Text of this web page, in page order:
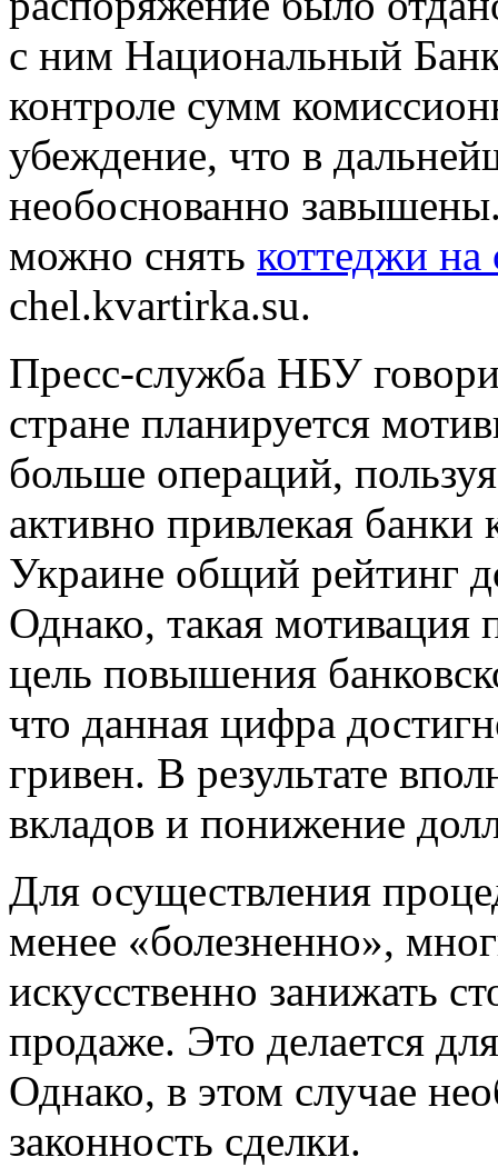
с ним Национальный
контроле сумм
убеждение, что в
необоснованно
можно снять коттеджи на
chel.kvartirka.su.
Пресс-служба НБУ
стране планируется
больше операций,
активно привлекая банки
Украине общий рейтинг
Однако, такая мотивация
цель повышения
что данная цифра
гривен. В результате
вкладов и понижение
Для осуществления
менее «болезненно»,
искусственно занижать
продаже. Это делается
Однако, в этом случае
законность сделки.